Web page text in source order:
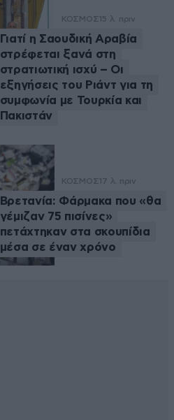
ΚΟΣΜΟΣ 15 λ. πριν
Γιατί η Σαουδική Αραβία
στρέφεται ξανά στη
στρατιωτική ισχύ – Οι
εξηγήσεις του Ριάντ για τη
συμφωνία με Τουρκία και
Πακιστάν
ΚΟΣΜΟΣ 17 λ. πριν
Βρετανία: Φάρμακα που «θα
γέμιζαν 75 πισίνες»
πετάχτηκαν στα σκουπίδια
μέσα σε έναν χρόνο